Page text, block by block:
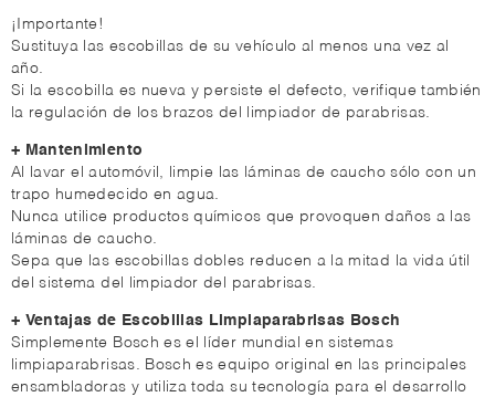
¡Importante!
Sustituya las escobillas de su vehículo al menos una vez al
año.
Si la escobilla es nueva y persiste el defecto, verifique también
la regulación de los brazos del limpiador de parabrisas.
+ Mantenimiento
Al lavar el automóvil, limpie las láminas de caucho sólo con un
trapo humedecido en agua.
Nunca utilice productos químicos que provoquen daños a las
láminas de caucho.
Sepa que las escobillas dobles reducen a la mitad la vida útil
del sistema del limpiador del parabrisas.
+ Ventajas de Escobillas Limpiaparabrisas Bosch
Simplemente Bosch es el líder mundial en sistemas
limpiaparabrisas. Bosch es equipo original en las principales
ensambladoras y utiliza toda su tecnología para el desarrollo